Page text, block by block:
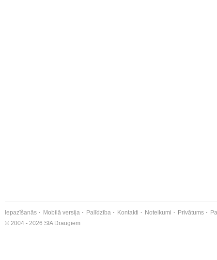
Iepazīšanās Mobilā versija Palīdzība Kontakti Noteikumi Privātums
© 2004 - 2026 SIA Draugiem